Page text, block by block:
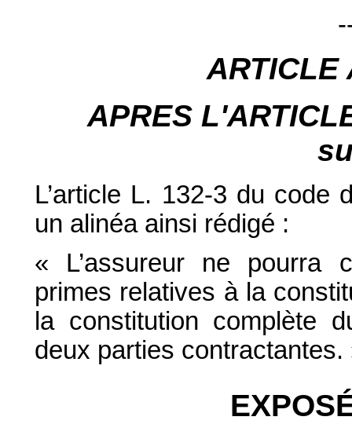
ARTICLE
APRES
L’article L. 132-3 du code
un alinéa ainsi rédigé :
« L’assureur ne pourra
primes relatives à la
la constitution complète
deux parties contractantes.